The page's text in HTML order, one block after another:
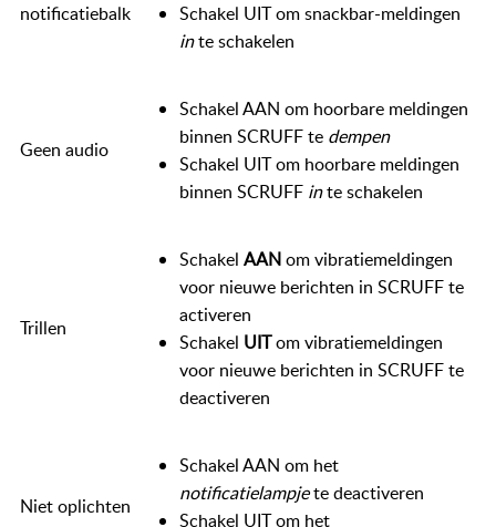
notificatiebalk
Schakel UIT om snackbar-meldingen
inte schakelen
Geen audio
Schakel AAN om hoorbare meldingen
binnen SCRUFF te dempen
Schakel UIT om hoorbare meldingen
binnen SCRUFF inte schakelen
Trillen
Schakel AANom vibratiemeldingen
voor nieuwe berichten in SCRUFF te
activeren
Schakel UITom vibratiemeldingen
voor nieuwe berichten in SCRUFF te
deactiveren
Niet oplichten
Schakel AAN om het
notificatielampjete deactiveren
Schakel UIT om het